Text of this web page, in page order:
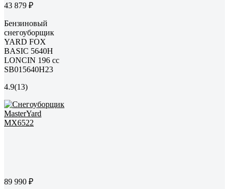
43 879 ₽
Бензиновый
снегоуборщик
YARD FOX
BASIC 5640H
LONCIN 196 сс
SB015640H23
4.9(13)
89 990 ₽